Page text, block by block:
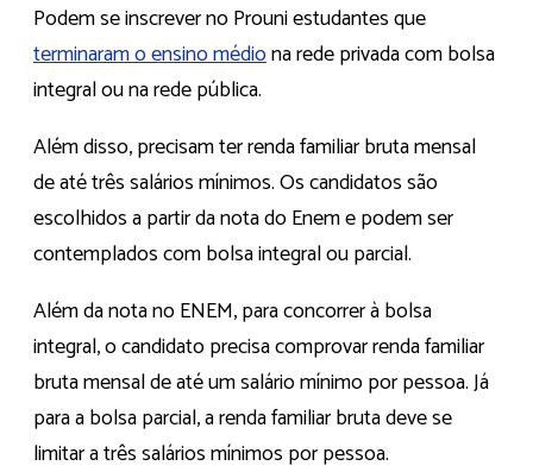
Podem se inscrever no Prouni estudantes que
terminaram o ensino médiona rede privada com bolsa
integral ou na rede pública.
Além disso, precisam ter renda familiar bruta mensal
de até três salários mínimos. Os candidatos são
escolhidos a partir da nota do Enem e podem ser
contemplados com bolsa integral ou parcial.
Além da nota no ENEM, para concorrer à bolsa
integral, o candidato precisa comprovar renda familiar
bruta mensal de até um salário mínimo por pessoa. Já
para a bolsa parcial, a renda familiar bruta deve se
limitar a três salários mínimos por pessoa.